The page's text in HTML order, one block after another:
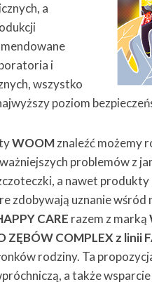
a
i
wszystko
poziom
WOOMznaleźć możemy
problemów z
a nawet
zdobywają uznanie
CARE razem z marką
ZĘBÓW COMPLEX z linii
rodziny. Ta
a także